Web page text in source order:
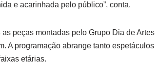
e acarinhada pelo público”, conta.
peças montadas pelo Grupo Dia de Artes
A programação abrange tanto espetáculos
etárias.